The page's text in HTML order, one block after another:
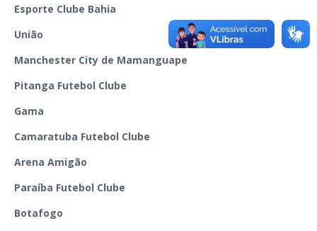
Esporte Clube Bahia
União
Manchester City de Mamanguape
Pitanga Futebol Clube
Gama
Camaratuba Futebol Clube
Arena Amigão
Paraíba Futebol Clube
Botafogo